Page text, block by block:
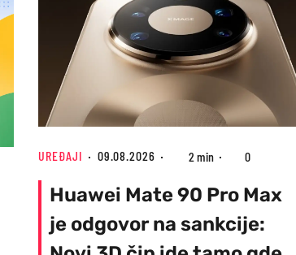
UREĐAJI 09.08.2026 2 min 0
Huawei Mate 90 Pro Max
je odgovor na sankcije: